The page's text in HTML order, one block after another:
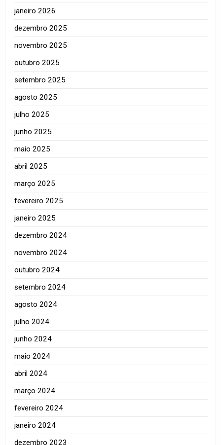
janeiro 2026
dezembro 2025
novembro 2025
outubro 2025
setembro 2025
agosto 2025
julho 2025
junho 2025
maio 2025
abril 2025
março 2025
fevereiro 2025
janeiro 2025
dezembro 2024
novembro 2024
outubro 2024
setembro 2024
agosto 2024
julho 2024
junho 2024
maio 2024
abril 2024
março 2024
fevereiro 2024
janeiro 2024
dezembro 2023